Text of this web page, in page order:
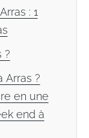
: 1
?
Arras ?
en une
end à